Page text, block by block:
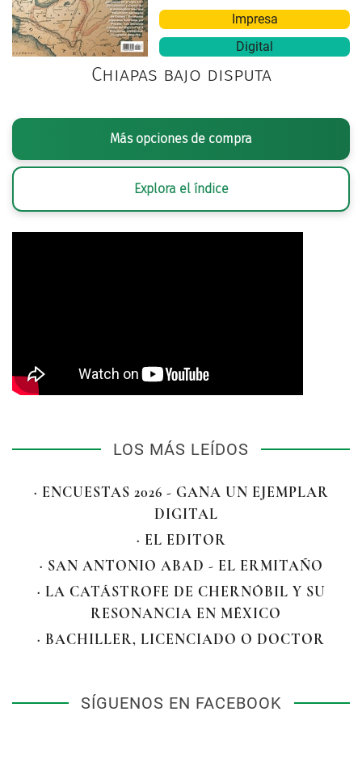
Impresa
Digital
Chiapas bajo disputa
Más opciones de compra
Explora el índice
LOS MÁS LEÍDOS
· ENCUESTAS 2026 - GANA UN EJEMPLAR
DIGITAL
· EL EDITOR
· SAN ANTONIO ABAD - EL ERMITAÑO
· LA CATÁSTROFE DE CHERNÓBIL Y SU
RESONANCIA EN MÉXICO
· BACHILLER, LICENCIADO O DOCTOR
SÍGUENOS EN FACEBOOK